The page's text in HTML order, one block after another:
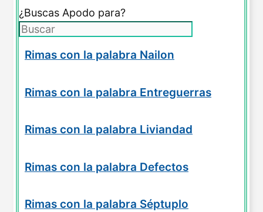
¿Buscas Apodo para?
Rimas con la palabra Nailon
Rimas con la palabra Entreguerras
Rimas con la palabra Liviandad
Rimas con la palabra Defectos
Rimas con la palabra Séptuplo